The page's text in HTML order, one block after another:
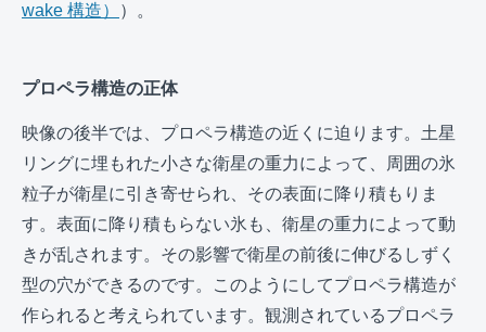
wake 構造）
）。
プロペラ構造の正体
映像の後半では、プロペラ構造の近くに迫ります。土星
リングに埋もれた小さな衛星の重力によって、周囲の氷
粒子が衛星に引き寄せられ、その表面に降り積もりま
す。表面に降り積もらない氷も、衛星の重力によって動
きが乱されます。その影響で衛星の前後に伸びるしずく
型の穴ができるのです。このようにしてプロペラ構造が
作られると考えられています。観測されているプロペラ